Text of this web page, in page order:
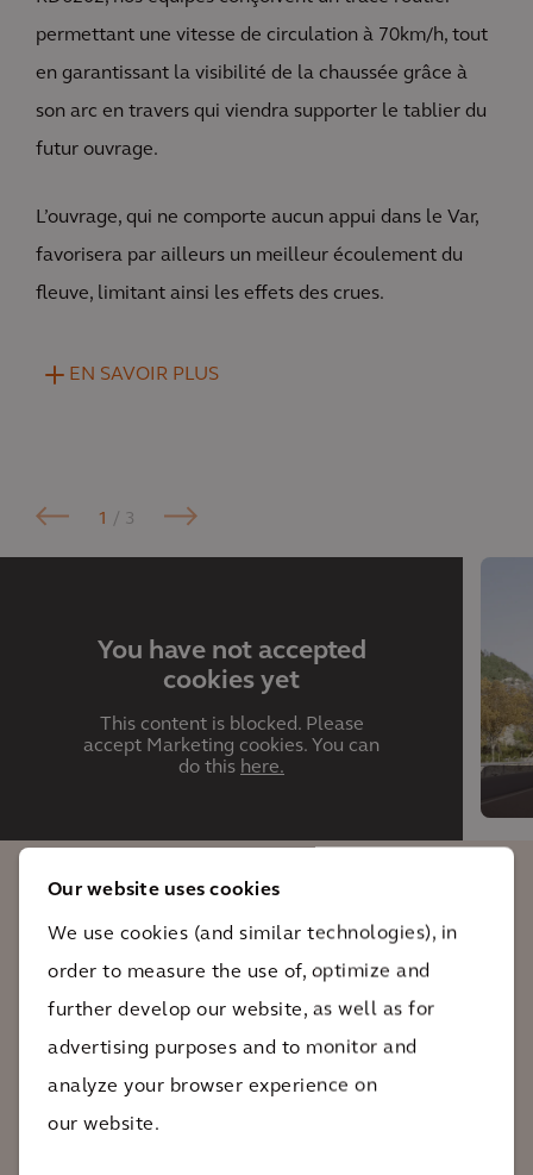
Our website uses cookies
We use cookies (and similar technologies), in
order to measure the use of, optimize and
further develop our website, as well as for
advertising purposes and to monitor and
analyze your browser experience on
our website.
permettant une vitesse de circulation à 70km/h, tout
en garantissant la visibilité de la chaussée grâce à
son arc en travers qui viendra supporter le tablier du
futur ouvrage.
L’ouvrage, qui ne comporte aucun appui dans le Var,
favorisera par ailleurs un meilleur écoulement du
fleuve, limitant ainsi les effets des crues.
EN SAVOIR PLUS
1 / 3
You have not accepted
cookies yet
This content is blocked. Please
accept Marketing cookies. You can
do this here.
Le projet du pont de la Trinité à Puget-
ouvrages d’art, infrastructures routières,
géotechnique, dossiers réglementaires
environnementaux, maîtrise du